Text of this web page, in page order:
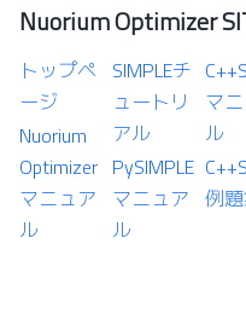
Nuorium Optimizer
トップペ
ージ
Nuorium
Optimizer
マニュア
ル
SIMPLEチ
ュートリ
アル
PySIMPLE
マニュア
ル
マ
ル
例